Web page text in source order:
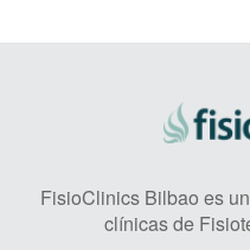
FisioClinics Bilbao es
clínicas de